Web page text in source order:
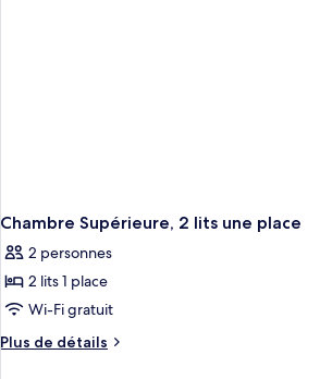
Chambre Supérieure, 2 lits une place
2 personnes
2 lits 1 place
Wi-Fi gratuit
Plus de détails
Plus